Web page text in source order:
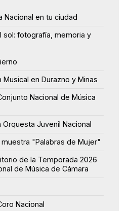
Nacional en tu ciudad
sol: fotografía, memoria y
Musical en Durazno y Minas
Nacional de Música
Orquesta Juvenil Nacional
"Palabras de Mujer"
de la Temporada 2026
de Música de Cámara
Nacional